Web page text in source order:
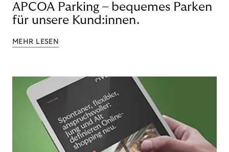
APCOA Parking – bequemes Parken
für unsere Kund:innen.
MEHR LESEN